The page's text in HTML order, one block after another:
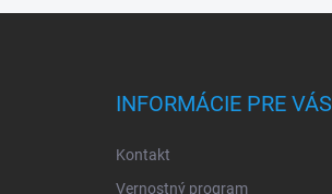
INFORMÁCIE PRE VÁS
Kontakt
Vernostný program